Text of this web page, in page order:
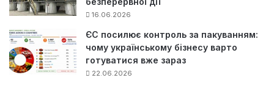
16.06.2026
ЄС посилює контроль за пакуванням:
чому українському бізнесу варто
готуватися вже зараз
22.06.2026